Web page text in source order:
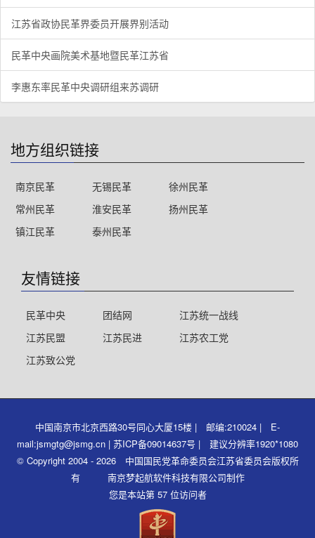
江苏省政协民革界委员开展界别活动
民革中央画院美术基地暨民革江苏省
李惠东率民革中央调研组来苏调研
地方组织链接
南京民革 无锡民革
徐州民革
常州民革
淮安民革
扬州民革
镇江民革
泰州民革
友情链接
民革中央 团结网
江苏统一战线
江苏民盟
江苏民进
江苏农工党
江苏致公党
中国南京市北京西路30号同心大厦15楼 | 邮编:210024 | E-
mail:jsmgtg@jsmg.cn | 苏ICP备09014637号 | 建议分辨率1920*1080
© Copyright 2004 - 2026 中国国民党革命委员会江苏省委员会版权所
有 南京梦起航软件科技有限公司制作
您是本站第 57 位访问者